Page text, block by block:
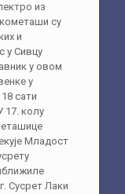
из
су
и
у Сивцу
у овом
у
сати
17. колу
Младост
Сусрет Лаки